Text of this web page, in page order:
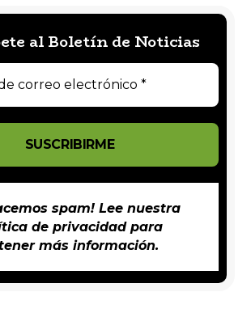
al Boletín de Noticias
spam! Lee nuestra
de privacidadpara
más información.